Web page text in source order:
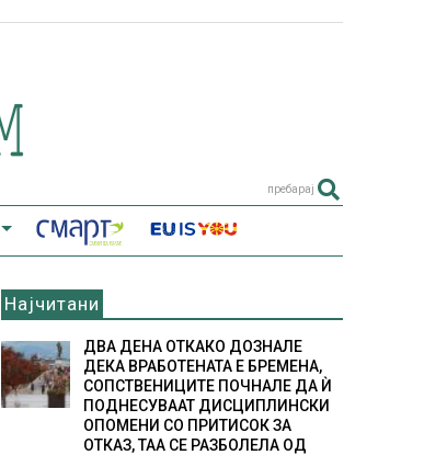
пребарај
Најчитани
ДВА ДЕНА ОТКАКО ДОЗНАЛЕ
ДЕКА ВРАБОТЕНАТА Е БРЕМЕНА,
СОПСТВЕНИЦИТЕ ПОЧНАЛЕ ДА Ѝ
ПОДНЕСУВААТ ДИСЦИПЛИНСКИ
ОПОМЕНИ СО ПРИТИСОК ЗА
ОТКАЗ, ТАА СЕ РАЗБОЛЕЛА ОД